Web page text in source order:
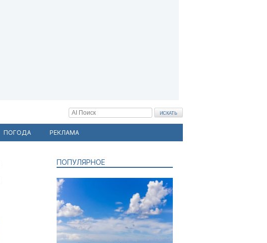
ПОГОДА РЕКЛАМА
ПОПУЛЯРНОЕ